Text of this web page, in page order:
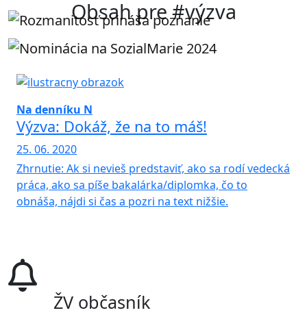
Obsah pre #výzva
Na denníku N
Výzva: Dokáž, že na to máš!
25. 06. 2020
Zhrnutie: Ak si nevieš predstaviť, ako sa rodí vedecká
práca, ako sa píše bakalárka/diplomka, čo to
obnáša, nájdi si čas a pozri na text nižšie.
ŽV občasník